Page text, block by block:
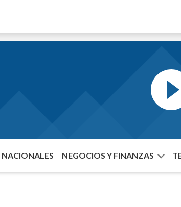
NACIONALES NEGOCIOS Y FINANZAS